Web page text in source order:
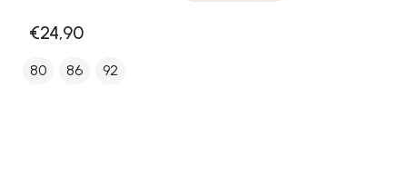
€24,90
80 86 92